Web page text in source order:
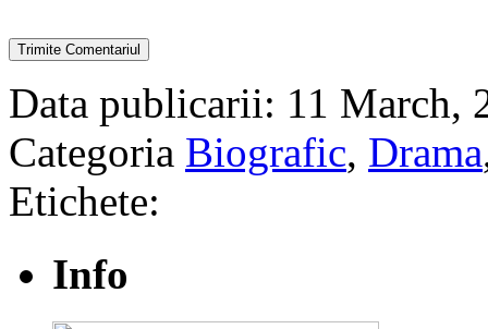
Data publicarii: 11 March,
Categoria Biografic, Drama
Etichete:
Info